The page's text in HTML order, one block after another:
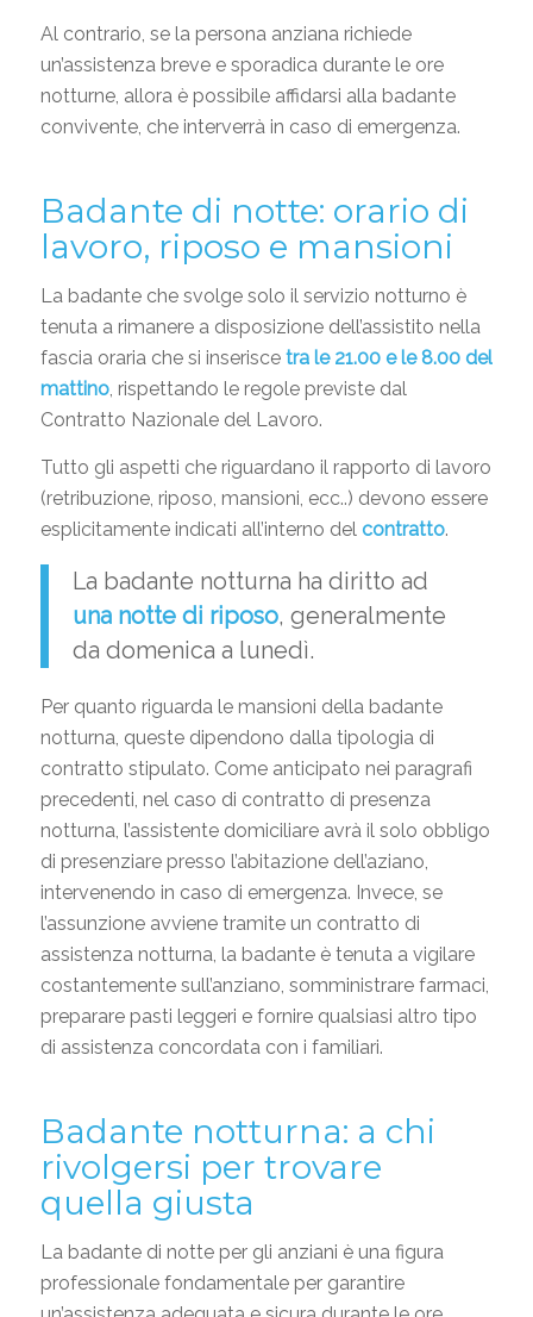
Al contrario, se la persona anziana richiede
un’assistenza breve e sporadica durante le ore
notturne, allora è possibile affidarsi alla badante
convivente, che interverrà in caso di emergenza.
Badante di notte: orario di
lavoro, riposo e mansioni
La badante che svolge solo il servizio notturno è
tenuta a rimanere a disposizione dell’assistito nella
fascia oraria che si inserisce tra le 21.00 e le 8.00 del
mattino, rispettando le regole previste dal
Contratto Nazionale del Lavoro.
Tutto gli aspetti che riguardano il rapporto di lavoro
(retribuzione, riposo, mansioni, ecc..) devono essere
esplicitamente indicati all’interno del contratto.
La badante notturna ha diritto ad
una notte di riposo, generalmente
da domenica a lunedì.
Per quanto riguarda le mansioni della badante
notturna, queste dipendono dalla tipologia di
contratto stipulato. Come anticipato nei paragrafi
precedenti, nel caso di contratto di presenza
notturna, l’assistente domiciliare avrà il solo obbligo
di presenziare presso l’abitazione dell’aziano,
intervenendo in caso di emergenza. Invece, se
l’assunzione avviene tramite un contratto di
assistenza notturna, la badante è tenuta a vigilare
costantemente sull’anziano, somministrare farmaci,
preparare pasti leggeri e fornire qualsiasi altro tipo
di assistenza concordata con i familiari.
Badante notturna: a chi
rivolgersi per trovare
quella giusta
La badante di notte per gli anziani è una figura
professionale fondamentale per garantire